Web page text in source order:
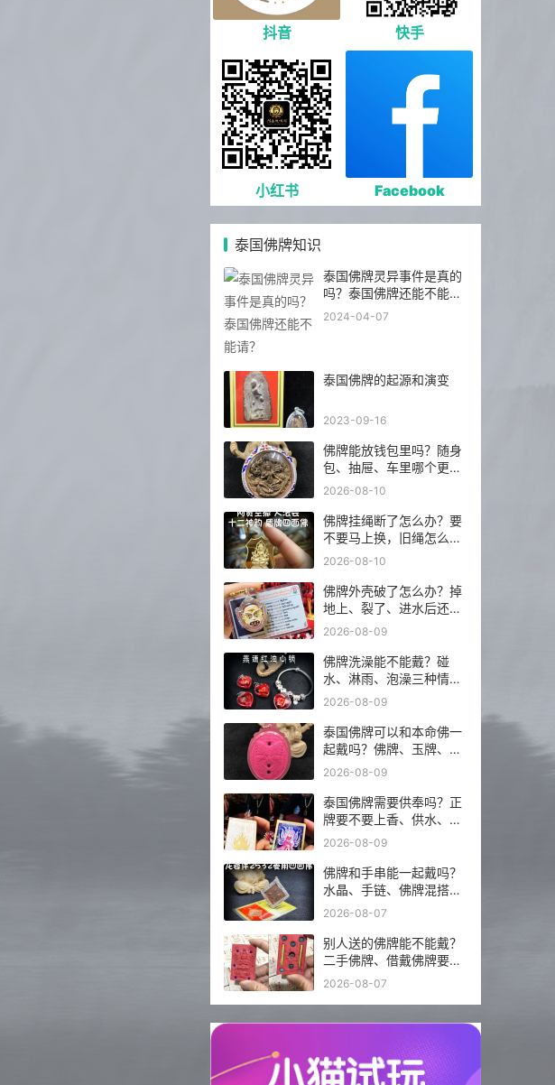
抖音 快手
小红书 Facebook
泰国佛牌知识
泰国佛牌灵异事件是真的
吗？泰国佛牌还能不能
请？
2024-04-07
泰国佛牌的起源和演变
2023-09-16
佛牌能放钱包里吗？随身
包、抽屉、车里哪个更合
适
2026-08-10
佛牌挂绳断了怎么办？要
不要马上换，旧绳怎么处
理
2026-08-10
佛牌外壳破了怎么办？掉
地上、裂了、进水后还能
不能继续戴？
2026-08-09
佛牌洗澡能不能戴？碰
水、淋雨、泡澡三种情况
分开说
2026-08-09
泰国佛牌可以和本命佛一
起戴吗？佛牌、玉牌、平
安符怎么搭更稳？
2026-08-09
泰国佛牌需要供奉吗？正
牌要不要上香、供水、摆
佛台一次讲明白
2026-08-09
佛牌和手串能一起戴吗？
水晶、手链、佛牌混搭前
先看这几点
2026-08-07
别人送的佛牌能不能戴？
二手佛牌、借戴佛牌要注
意什么
2026-08-07